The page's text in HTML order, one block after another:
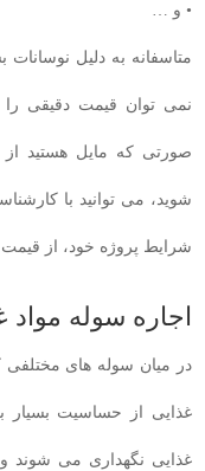
• و …
متاسفانه به دلیل
نمی توان قیمت دقیقی
صورتی که مایل هستید
شوید، می توانید با
شرایط پروژه خود، از
اجاره سوله مواد
در میان سوله های
غذایی از حساسیت بسیار
غذایی نگهداری می شوند